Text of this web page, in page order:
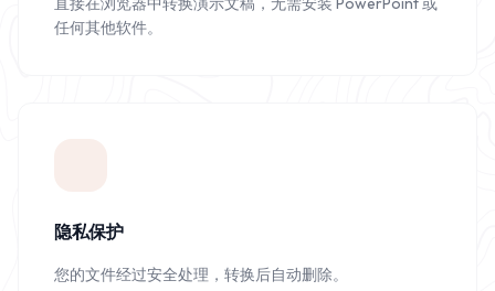
任何其他软件。
隐私保护
您的文件经过安全处理，转换后自动删除。